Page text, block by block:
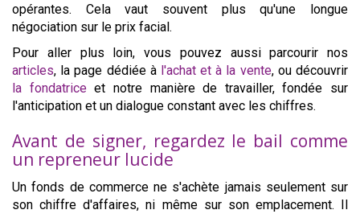
opérantes. Cela vaut souvent plus qu'une longue
négociation sur le prix facial.
Pour aller plus loin, vous pouvez aussi parcourir nos
articles, la page dédiée à l'achat et à la vente, ou découvrir
la fondatriceet notre manière de travailler, fondée sur
l'anticipation et un dialogue constant avec les chiffres.
Avant de signer, regardez le bail comme
un repreneur lucide
Un fonds de commerce ne s'achète jamais seulement sur
son chiffre d'affaires, ni même sur son emplacement. Il